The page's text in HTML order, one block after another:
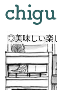
◎美味しい楽